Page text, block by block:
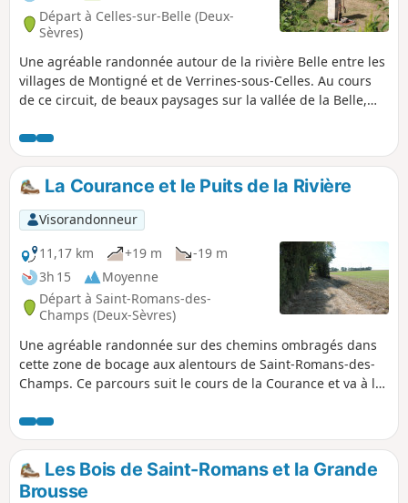
Départ à Celles-sur-Belle (Deux-
Sèvres)
Une agréable randonnée autour de la rivière Belle entre les
villages de Montigné et de Verrines-sous-Celles. Au cours
de ce circuit, de beaux paysages sur la vallée de la Belle,
passages de cours d'eau sur des ponts en pierre, des
lavoirs et des puits, l'église de Verrines et à côté un four à
pain.La Courance et le Puits de la Rivière
Visorandonneur
11,17 km
+19 m
-19 m
3h 15
Moyenne
Départ à Saint-Romans-des-
Champs (Deux-Sèvres)
Une agréable randonnée sur des chemins ombragés dans
cette zone de bocage aux alentours de Saint-Romans-des-
Champs. Ce parcours suit le cours de la Courance et va à la
hameaux favorisera une approche du bâti traditionnel.
Les Bois de Saint-Romans et la Grande
Brousse